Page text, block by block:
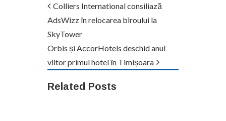
Colliers International consiliază
AdsWizz în relocarea biroului la
SkyTower
Orbis și AccorHotels deschid anul
viitor primul hotel în Timișoara
Related Posts